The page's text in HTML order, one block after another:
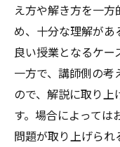
え方や解き方を一
め、十分な理解があ
良い授業となるケー
一方で、講師側の考
ので、解説に取り上
す。場合によっては
問題が取り上げられ